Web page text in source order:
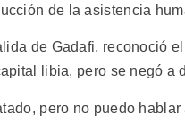
de la asistencia
de Gadafi, reconoció
libia, pero se negó a
pero no puedo